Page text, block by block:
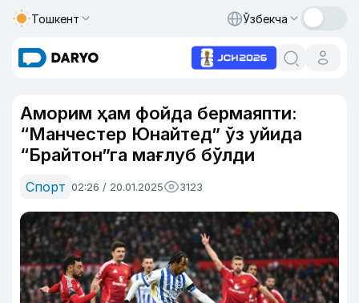
Тошкент Ўзбекча
Аморим ҳам фойда бермаяпти:
“Манчестер Юнайтед” ўз уйида
“Брайтон”га мағлуб бўлди
Спорт 02:26 / 20.01.2025 3123